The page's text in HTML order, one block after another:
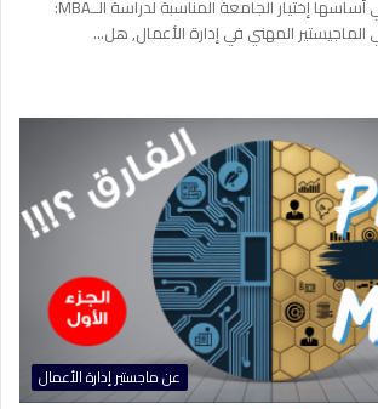
العوامل التي يتحدد علي أساسها إختيار الجامعة المناسبة لدراسة الــMBA:
المهني في إدارة الأعمال, هل…
عن ماجستير إدارة الأعمال